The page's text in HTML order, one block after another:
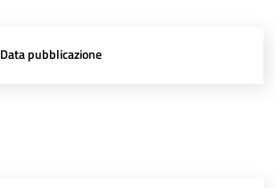
Data pubblicazione